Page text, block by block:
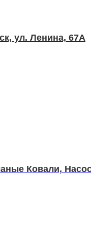
ул. Ленина, 67А
Ковали,